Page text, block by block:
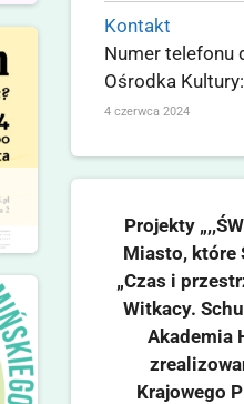
Kontakt
Numer telefonu
Ośrodka
4 czerwca 2024
Projekty
Miasto, które
„Czas i
Witkacy.
Akademia
Krajowego